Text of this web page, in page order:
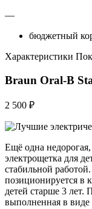
—
бюджетный
Характеристики
Braun Oral-B
2 500 ₽
Ещё одна недорогая,
электрощетка для
стабильной
позиционируется в
детей старше 3 лет.
выполненная в